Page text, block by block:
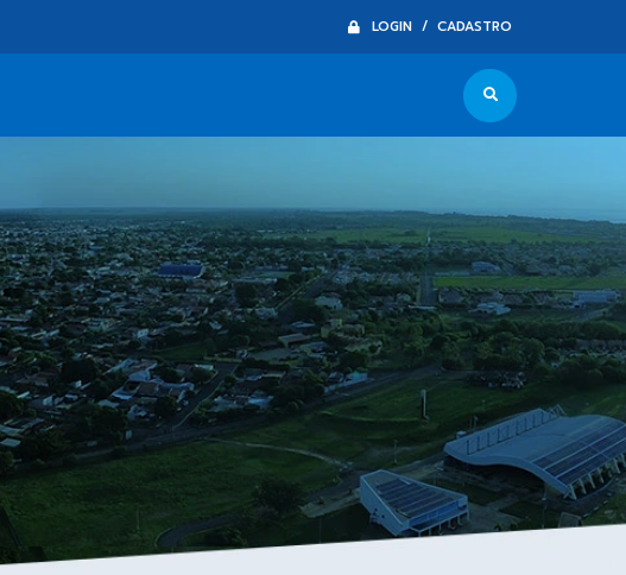
LOGIN / CADASTRO